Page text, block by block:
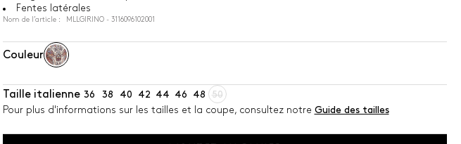
Fentes latérales
Nom de l’article : MLLGIRINO - 3116096102001
Couleur
Taille italienne 36 38 40 42 44 46 48
50
Pour plus d'informations sur les tailles et la coupe, consultez notre Guide des tailles